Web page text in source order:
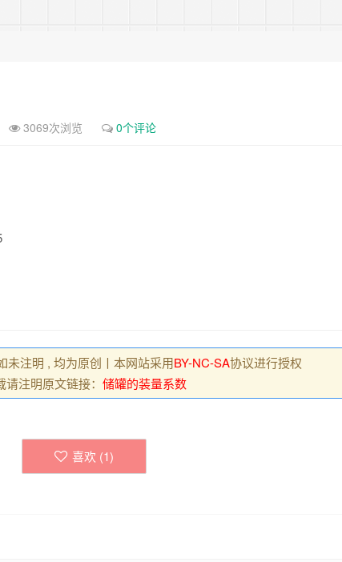
3069次浏览 0个评论
未注明 , 均为原创丨本网站采用BY-NC-SA协议进行授权
请注明原文链接： 储罐的装量系数
喜欢 (1)